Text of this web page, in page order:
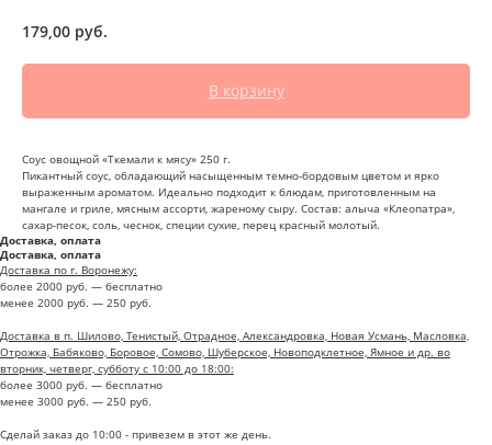
179,00 руб.
В корзину
Соус овощной «Ткемали к мясу» 250 г.
Пикантный соус, обладающий насыщенным темно-бордовым цветом и ярко
выраженным ароматом. Идеально подходит к блюдам, приготовленным на
мангале и гриле, мясным ассорти, жареному сыру. Состав: алыча «Клеопатра»,
сахар-песок, соль, чеснок, специи сухие, перец красный молотый.
Доставка, оплата
Доставка, оплата
Доставка по г. Воронежу:
более 2000 руб. — бесплатно
менее 2000 руб. — 250 руб.
Доставка в п. Шилово, Тенистый, Отрадное, Александровка, Новая Усмань, Масловка,
Отрожка, Бабяково, Боровое, Сомово, Шуберское, Новоподклетное, Ямное и др. во
вторник, четверг, субботу с 10:00 до 18:00:
более 3000 руб. — бесплатно
менее 3000 руб. — 250 руб.
Сделай заказ до 10:00 - привезем в этот же день.